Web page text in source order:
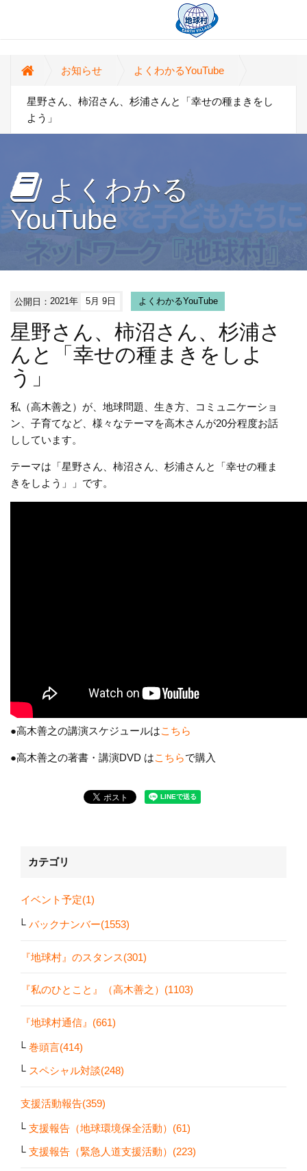
お知らせ よくわかるYouTube
星野さん、柿沼さん、杉浦さんと「幸せの種まきをし
よう」
よくわかる
YouTube
公開日：2021年 5月 9日 よくわかるYouTube
星野さん、柿沼さん、杉浦さ
んと「幸せの種まきをしよ
う」
私（高木善之）が、地球問題、生き方、コミュニケーショ
ン、子育てなど、様々なテーマを高木さんが20分程度お話
ししています。
テーマは「星野さん、柿沼さん、杉浦さんと「幸せの種ま
きをしよう」」です。
●高木善之の講演スケジュールはこちら
●高木善之の著書・講演DVD はこちらで購入
カテゴリ
イベント予定(1)
バックナンバー(1553)
『地球村』のスタンス(301)
『私のひとこと』（高木善之）(1103)
『地球村通信』(661)
巻頭言(414)
スペシャル対談(248)
支援活動報告(359)
支援報告（地球環境保全活動）(61)
支援報告（緊急人道支援活動）(223)